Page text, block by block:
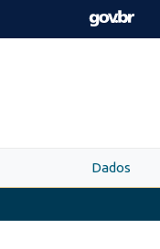
Skip to main content
Dados